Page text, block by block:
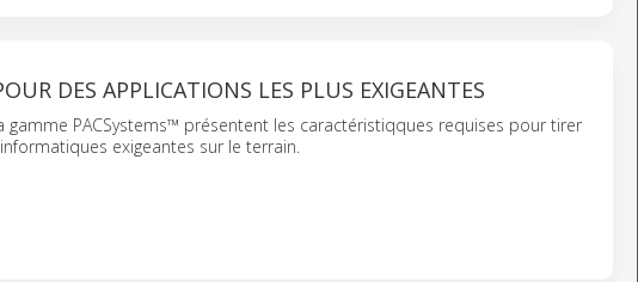
DES APPLICATIONS LES PLUS EXIGEANTES
gamme PACSystems™ présentent les caractéristiqques requises pour tirer
exigeantes sur le terrain.